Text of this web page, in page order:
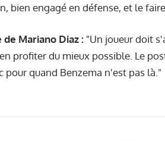
bien engagé en défense, et le
de Mariano Diaz : "Un joueur doit
profiter du mieux possible. Le
pour quand Benzema n'est pas là."